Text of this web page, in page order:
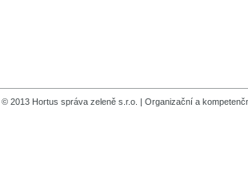
2013 Hortus správa zeleně s.r.o. | Organizační a